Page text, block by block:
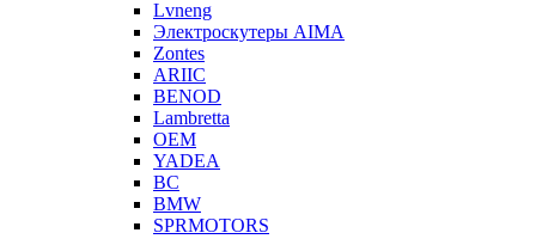
Lvneng
Электроскутеры AIMA
Zontes
ARIIC
BENOD
Lambretta
OEM
YADEA
BC
BMW
SPRMOTORS